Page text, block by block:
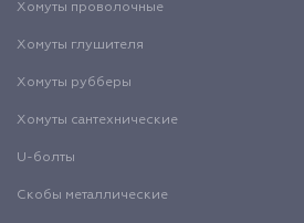
Хомуты проволочные
Хомуты глушителя
Хомуты рубберы
Хомуты сантехнические
U-болты
Скобы металлические